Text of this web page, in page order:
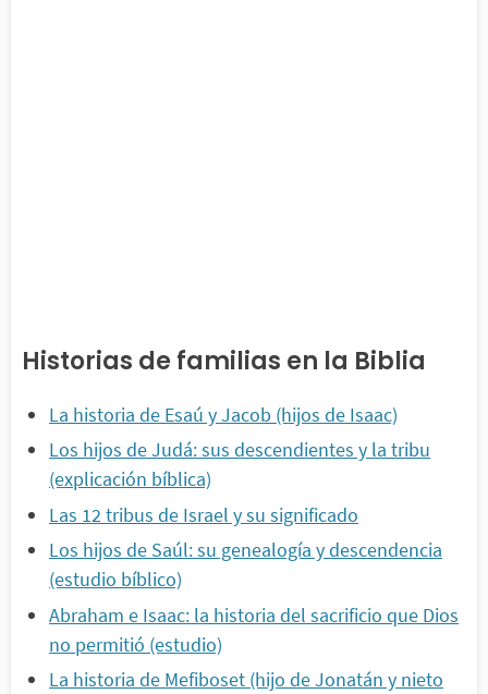
Historias de familias en la Biblia
La historia de Esaú y Jacob (hijos de Isaac)
Los hijos de Judá: sus descendientes y la tribu
(explicación bíblica)
Las 12 tribus de Israel y su significado
Los hijos de Saúl: su genealogía y descendencia
(estudio bíblico)
Abraham e Isaac: la historia del sacrificio que Dios
no permitió (estudio)
La historia de Mefiboset (hijo de Jonatán y nieto